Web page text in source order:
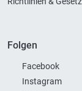
Folgen
Facebook
Instagram